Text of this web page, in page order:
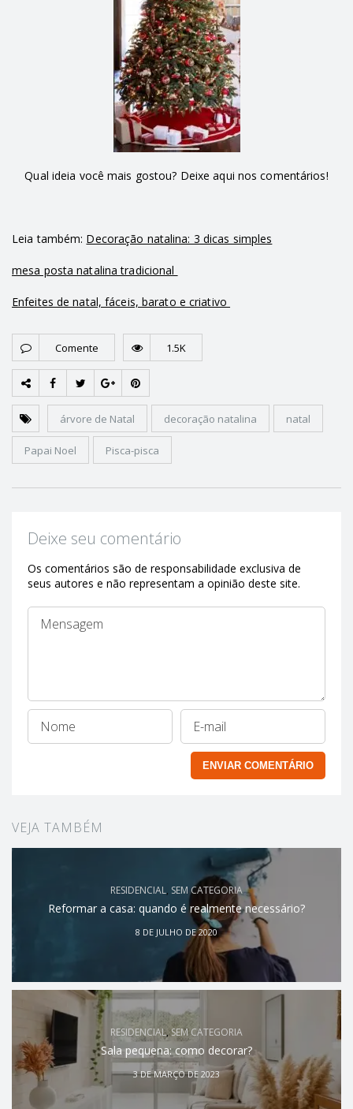
Qual ideia você mais gostou? Deixe aqui nos comentários!
Leia também: Decoração natalina: 3 dicas simples
mesa posta natalina tradicional
Enfeites de natal, fáceis, barato e criativo
Comente 1.5K
árvore de Natal decoração natalina natal
Papai Noel Pisca-pisca
Deixe seu comentário
Os comentários são de responsabilidade exclusiva de
seus autores e não representam a opinião deste site.
VEJA TAMBÉM
RESIDENCIAL, SEM CATEGORIA
Reformar a casa: quando é realmente necessário?
8 DE JULHO DE 2020
RESIDENCIAL,SEM CATEGORIA
Sala pequena: como decorar?
3 DE MARÇO DE 2023